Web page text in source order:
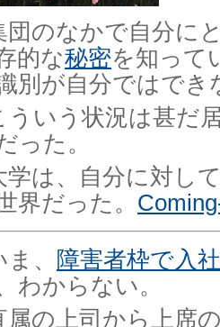
団のなかで自分に
的な秘密を知って
別が自分ではでき
ういう状況は甚だ
った。
学は、自分に対し
界だった。
ま、
障害者枠で入
わからない。
属の上司から上席